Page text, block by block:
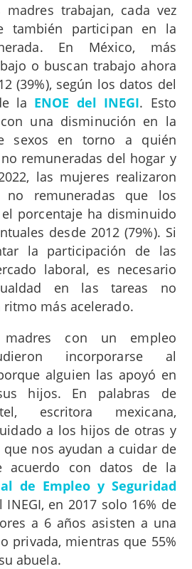
trabajan, cada vez
también participan en la
En México, más
o buscan trabajo ahora
(39%), según los datos del
la ENOE del INEGI. Esto
una disminución en la
sexos en torno a quién
remuneradas del hogar y
las mujeres realizaron
no remuneradas que los
porcentaje ha disminuido
desde 2012 (79%). Si
la participación de las
laboral, es necesario
en las tareas no
más acelerado.
con un empleo
incorporarse al
alguien las apoyó en
hijos. En palabras de
escritora mexicana,
a los hijos de otras y
nos ayudan a cuidar de
acuerdo con datos de la
de Empleo y Seguridad
INEGI, en 2017 solo 16% de
a 6 años asisten a una
privada, mientras que 55%
abuela.